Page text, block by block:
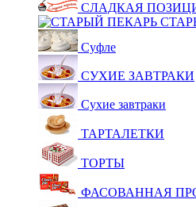
СЛАДКАЯ
Суфле
СУХИЕ ЗАВТРАКИ
Сухие завтраки
ТАРТАЛЕТКИ
ТОРТЫ
ФАСОВАННАЯ